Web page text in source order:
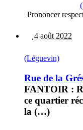
Prononcer
4 août 2022
(Léguevin)
Rue de la
FANTOIR :
ce quartier
la (…)